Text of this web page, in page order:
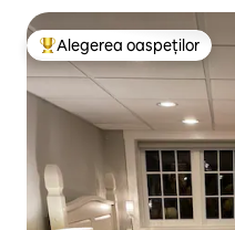
Locuință din topul
Alegerea oaspeților